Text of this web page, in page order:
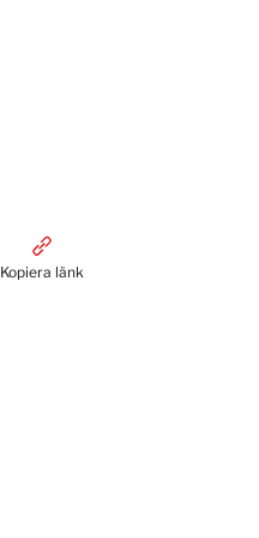
Kopiera länk